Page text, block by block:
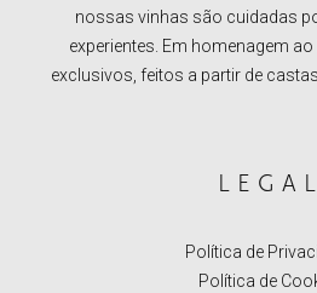
nossas vinhas são cuidadas
experientes. Em homenagem
exclusivos, feitos a partir de
LEGAL
Política de
Política de